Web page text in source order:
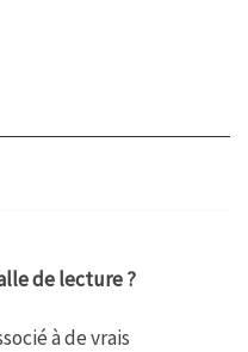
de lecture ?
à de vrais